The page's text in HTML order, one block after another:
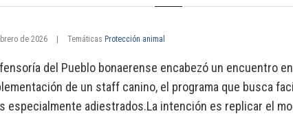
de 2026 Temáticas Protección animal
del Pueblo bonaerense encabezó un encuentro
de un staff canino, el programa que busca
especialmente adiestrados.La intención es replicar el